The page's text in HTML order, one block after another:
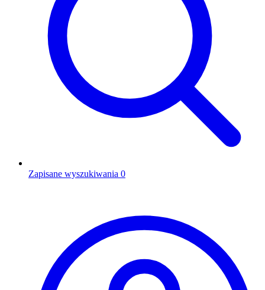
Zapisane wyszukiwania 0